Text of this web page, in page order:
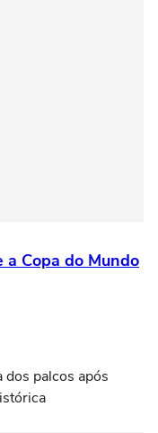
Copa do Mundo
dos palcos após